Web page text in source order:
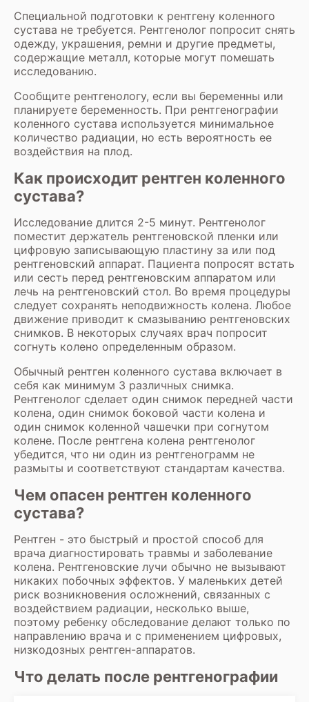
Специальной подготовки к рентгену коленного
сустава не требуется. Рентгенолог попросит снять
одежду, украшения, ремни и другие предметы,
содержащие металл, которые могут помешать
исследованию.
Сообщите рентгенологу, если вы беременны или
планируете беременность. При рентгенографии
коленного сустава используется минимальное
количество радиации, но есть вероятность ее
воздействия на плод.
Как происходит рентген коленного
сустава?
Исследование длится 2-5 минут. Рентгенолог
поместит держатель рентгеновской пленки или
цифровую записывающую пластину за или под
рентгеновский аппарат. Пациента попросят встать
или сесть перед рентгеновским аппаратом или
лечь на рентгеновский стол. Во время процедуры
следует сохранять неподвижность колена. Любое
движение приводит к смазыванию рентгеновских
снимков. В некоторых случаях врач попросит
согнуть колено определенным образом.
Обычный рентген коленного сустава включает в
себя как минимум 3 различных снимка.
Рентгенолог сделает один снимок передней части
колена, один снимок боковой части колена и
один снимок коленной чашечки при согнутом
колене. После рентгена колена рентгенолог
убедится, что ни один из рентгенограмм не
размыты и соответствуют стандартам качества.
Чем опасен рентген коленного
сустава?
Рентген - это быстрый и простой способ для
врача диагностировать травмы и заболевание
колена. Рентгеновские лучи обычно не вызывают
никаких побочных эффектов. У маленьких детей
риск возникновения осложнений, связанных с
воздействием радиации, несколько выше,
поэтому ребенку обследование делают только по
направлению врача и с применением цифровых,
низкодозных рентген-аппаратов.
Что делать после рентгенографии